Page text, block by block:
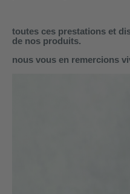
toutes ces prestations et
de nos produits.
nous vous en remercions